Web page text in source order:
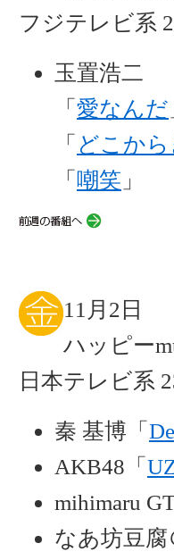
フジテレビ系
玉置浩二
「 愛なんだ
「 どこか
「 嘲笑 」
11月2日
ハッピー
日本テレビ系
秦 基博「
AKB48「
mihimaru
なあ坊豆腐